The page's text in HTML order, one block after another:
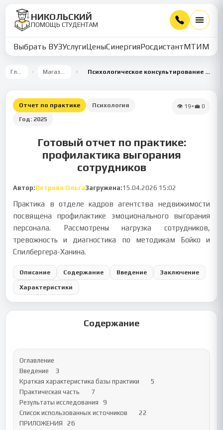
НИКОЛЬСКИЙ
ПОМОЩЬ СТУДЕНТАМ
Выбрать ВУЗУслугиЦеныСинергияРосдистантМТИММУ
Главная Магазин работ Психологическое консультирование как средство профилактики эмоционального выгорания сотрудников
Отчет по практике
Психология
Год: 2025
👁 19•💼 0
Готовый отчет по практике:
профилактика выгорания
сотрудников
Автор:Петрова ОльгаЗагружена:15.04.2026 15:02
Практика в отделе кадров агентства недвижимости
посвящена профилактике эмоционального выгорания
персонала. Рассмотрены нагрузка сотрудников,
тревожность и диагностика по методикам Бойко и
Спилбергера-Ханина.
Описание Содержание Введение Заключение
Характеристики
Содержание
Оглавление
Введение	3
Краткая характеристика базы практики	5
Практическая часть	7
Результаты исследования	9
Список использованных источников	22
ПРИЛОЖЕНИЯ	26